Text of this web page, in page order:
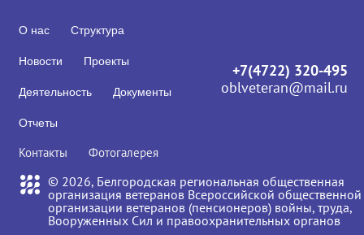
О нас Структура
Новости Проекты
Деятельность Документы
Отчеты
Контакты Фотогалерея
+7(4722) 320-495
oblveteran@mail.ru
© 2026, Белгородская региональная общественная
организация ветеранов Всероссийской общественной
организации ветеранов (пенсионеров) войны, труда,
Вооруженных Сил и правоохранительных органов